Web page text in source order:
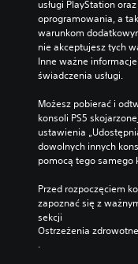
usługi PlayStation
oprogramowania, a
warunkom
nie akceptujesz tych
Inne ważne
świadczenia usługi.
Możesz pobierać i
konsoli PS5
ustawienia
dowolnych innych
pomocą tego samego
Przed rozpoczęciem
zapoznać się z
sekcji
Ostrzeżenia zdrowotne
.